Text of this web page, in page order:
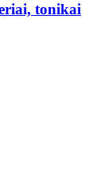
tonikai